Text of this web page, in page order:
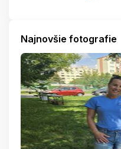
Najnovšie fotografie